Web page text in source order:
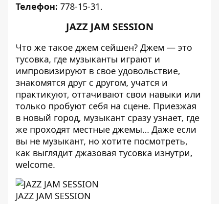
Телефон: 778-15-31.
JAZZ JAM SESSION
Что же такое джем сейшен? Джем — это
тусовка, где музыканты играют и
импровизируют в свое удовольствие,
знакомятся друг с другом, учатся и
практикуют, оттачивают свои навыки или
только пробуют себя на сцене. Приезжая
в новый город, музыкант сразу узнает, где
же проходят местные джемы… Даже если
вы не музыкант, но хотите посмотреть,
как выглядит джазовая тусовка изнутри,
welcome.
JAZZ JAM SESSION